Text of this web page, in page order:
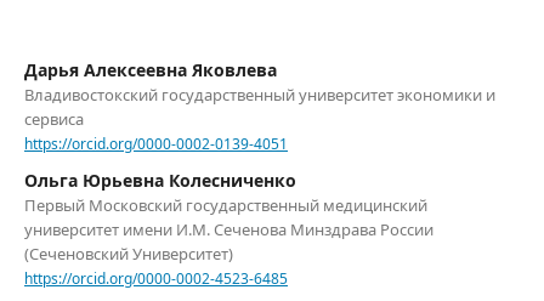
Дарья Алексеевна Яковлева
Владивостокский государственный университет экономики и
сервиса
https://orcid.org/0000-0002-0139-4051
Ольга Юрьевна Колесниченко
Первый Московский государственный медицинский
университет имени И.М. Сеченова Минздрава России
(Сеченовский Университет)
https://orcid.org/0000-0002-4523-6485